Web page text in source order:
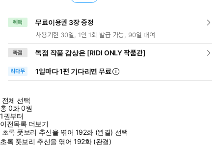
혜택 무료이용권 3장 증정
사용기한 30일, 1인 1회 발급 가능, 90일 대여
독점 독점 작품 감상은 [RIDI ONLY 작품관]
리다무 1일마다1편 기다리면 무료
전체 선택
총0화0원
1권부터
이전목록 더보기
초록 풋보리 추신을 엮어 192화 (완결) 선택
초록 풋보리 추신을 엮어 192화 (완결)